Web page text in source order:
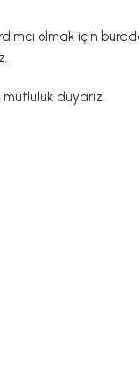
olmak için
duyarız.